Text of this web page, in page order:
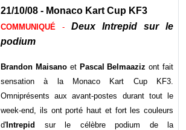
21/10/08 - Monaco Kart Cup KF3
COMMUNIQUÉ -
Deux Intrepid sur le
podium
Brandon Maisanoet Pascal Belmaazizont fait
sensation à la Monaco Kart Cup KF3.
Omniprésents aux avant-postes durant tout le
week-end, ils ont porté haut et fort les couleurs
d'Intrepid sur le célèbre podium de la